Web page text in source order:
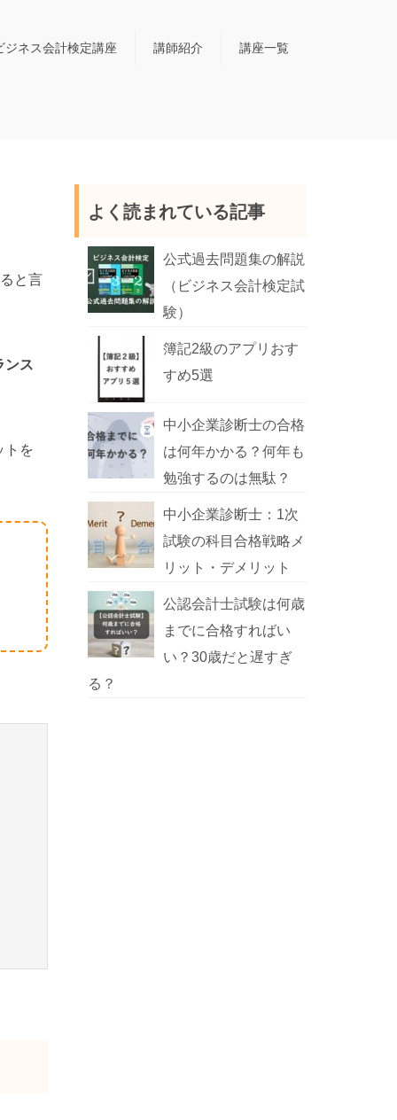
ジネス会計検定講座 講師紹介 講座一覧
と言
ンス
トを
よく読まれている記事
公式過去問題集の解説
（ビジネス会計検定試
験）
簿記2級のアプリおす
すめ5選
中小企業診断士の合格
は何年かかる？何年も
勉強するのは無駄？
中小企業診断士：1次
試験の科目合格戦略メ
リット・デメリット
公認会計士試験は何歳
までに合格すればい
い？30歳だと遅すぎ
る？